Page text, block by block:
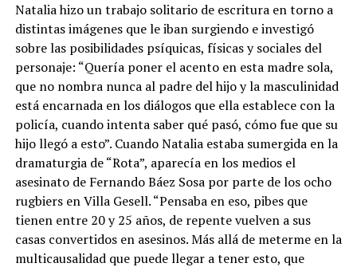
Natalia hizo un trabajo solitario de escritura en torno a
distintas imágenes que le iban surgiendo e investigó
sobre las posibilidades psíquicas, físicas y sociales del
personaje: “Quería poner el acento en esta madre sola,
que no nombra nunca al padre del hijo y la masculinidad
está encarnada en los diálogos que ella establece con la
policía, cuando intenta saber qué pasó, cómo fue que su
hijo llegó a esto”. Cuando Natalia estaba sumergida en la
dramaturgia de “Rota”, aparecía en los medios el
asesinato de Fernando Báez Sosa por parte de los ocho
rugbiers en Villa Gesell. “Pensaba en eso, pibes que
tienen entre 20 y 25 años, de repente vuelven a sus
casas convertidos en asesinos. Más allá de meterme en la
multicausalidad que puede llegar a tener esto, que